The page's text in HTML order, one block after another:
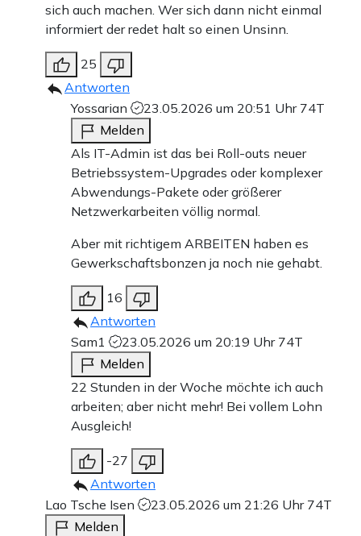
sich auch machen. Wer sich dann nicht einmal
informiert der redet halt so einen Unsinn.
25
Antworten
Yossarian
23.05.2026 um 20:51 Uhr 74T
Melden
Als IT-Admin ist das bei Roll-outs neuer
Betriebssystem-Upgrades oder komplexer
Abwendungs-Pakete oder größerer
Netzwerkarbeiten völlig normal.
Aber mit richtigem ARBEITEN haben es
Gewerkschaftsbonzen ja noch nie gehabt.
16
Antworten
Sam1
23.05.2026 um 20:19 Uhr 74T
Melden
22 Stunden in der Woche möchte ich auch
arbeiten; aber nicht mehr! Bei vollem Lohn
Ausgleich!
-27
Antworten
Lao Tsche Isen
23.05.2026 um 21:26 Uhr 74T
Melden